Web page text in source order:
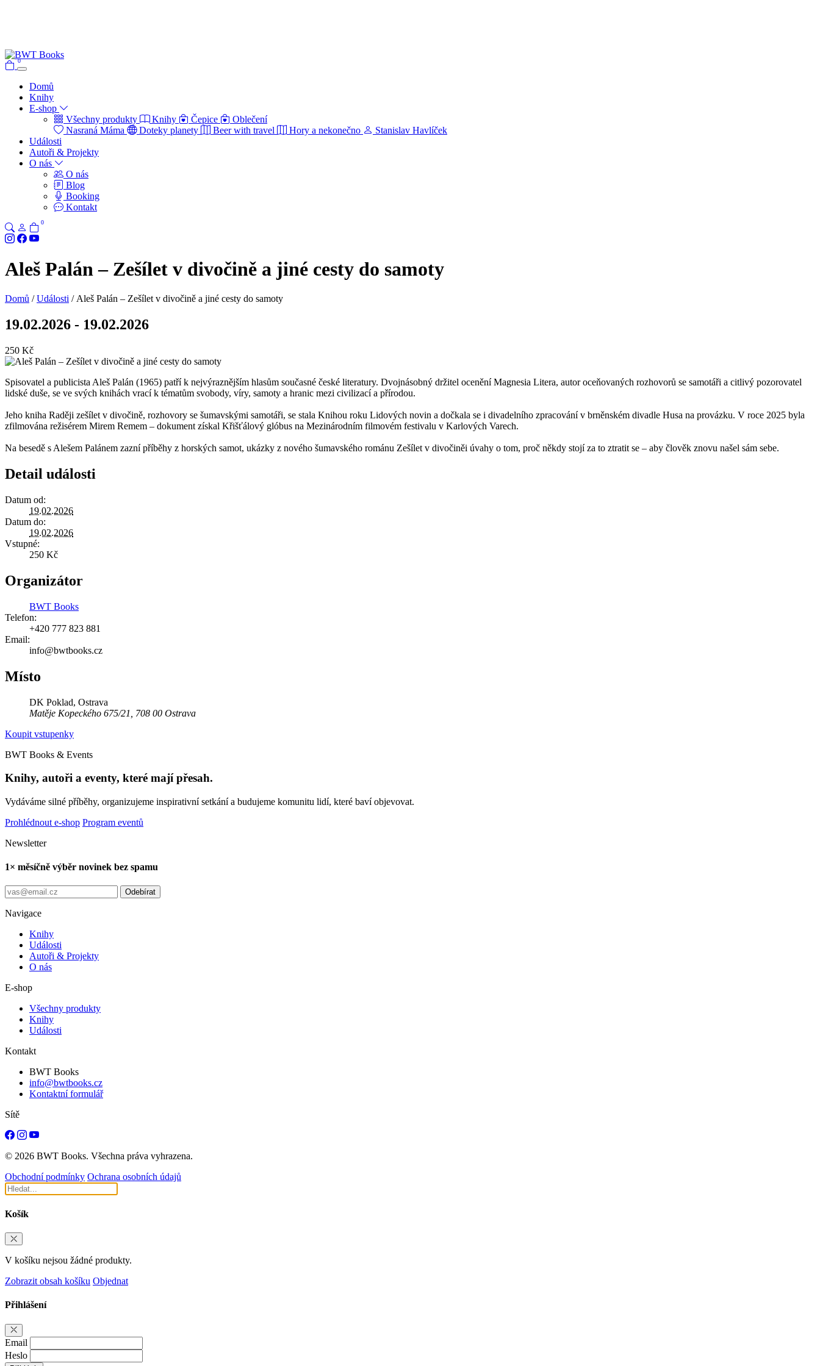
0
Domů
Knihy
E-shop
Všechny produkty
Knihy Čepice
Oblečení
Nasraná Máma
Doteky planety Beer with travel Hory a nekonečno
Stanislav Havlíček
Události
Autoři & Projekty
O nás
O nás
Blog
Booking
Kontakt
0
Aleš Palán – Zešílet v divočině a jiné cesty do samoty
Domů /Události / Aleš Palán – Zešílet v divočině a jiné cesty do samoty
19.02.2026 - 19.02.2026
250 Kč
Spisovatel a publicista Aleš Palán (1965) patří k nejvýraznějším hlasům současné české literatury. Dvojnásobný držitel ocenění Magnesia Litera, autor oceňovaných rozhovorů se samotáři a citlivý pozorovatel
lidské duše, se ve svých knihách vrací k tématům svobody, víry, samoty a hranic mezi civilizací a přírodou.
Jeho kniha Raději zešílet v divočině, rozhovory se šumavskými samotáři, se stala Knihou roku Lidových novin a dočkala se i divadelního zpracování v brněnském divadle Husa na provázku. V roce 2025 byla
zfilmována režisérem Mirem Remem – dokument získal Křišťálový glóbus na Mezinárodním filmovém festivalu v Karlových Varech.
Na besedě s Alešem Palánem zazní příběhy z horských samot, ukázky z nového šumavského románu Zešílet v divočiněi úvahy o tom, proč někdy stojí za to ztratit se – aby člověk znovu našel sám sebe.
Detail události
Datum od:
19.02.2026
Datum do:
19.02.2026
Vstupné:
250 Kč
Organizátor
BWT Books
Telefon:
+420 777 823 881
Email:
info@bwtbooks.cz
Místo
DK Poklad, Ostrava
Matěje Kopeckého 675/21, 708 00 Ostrava
Koupit vstupenky
BWT Books & Events
Knihy, autoři a eventy, které mají přesah.
Vydáváme silné příběhy, organizujeme inspirativní setkání a budujeme komunitu lidí, které baví objevovat.
Prohlédnout e-shop Program eventů
Newsletter
1× měsíčně výběr novinek bez spamu
Odebírat
Navigace
Knihy
Události
Autoři & Projekty
O nás
E-shop
Všechny produkty
Knihy
Události
Kontakt
BWT Books
info@bwtbooks.cz
Kontaktní formulář
Sítě
© 2026 BWT Books. Všechna práva vyhrazena.
Obchodní podmínky Ochrana osobních údajů
Košík
V košíku nejsou žádné produkty.
Zobrazit obsah košíku Objednat
Přihlášení
Email
Heslo